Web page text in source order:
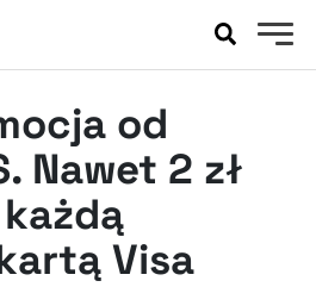
od
Nawet 2 zł
Visa